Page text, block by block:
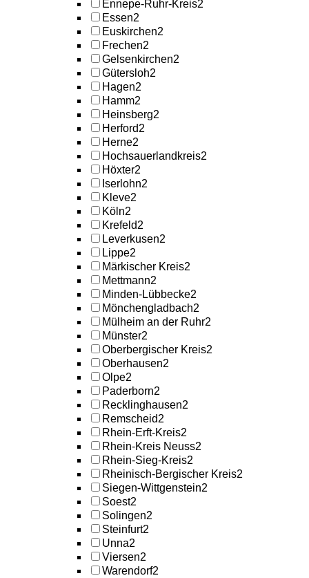
Ennepe-Ruhr-Kreis2
Essen2
Euskirchen2
Frechen2
Gelsenkirchen2
Gütersloh2
Hagen2
Hamm2
Heinsberg2
Herford2
Herne2
Hochsauerlandkreis2
Höxter2
Iserlohn2
Kleve2
Köln2
Krefeld2
Leverkusen2
Lippe2
Märkischer Kreis2
Mettmann2
Minden-Lübbecke2
Mönchengladbach2
Mülheim an der Ruhr2
Münster2
Oberbergischer Kreis2
Oberhausen2
Olpe2
Paderborn2
Recklinghausen2
Remscheid2
Rhein-Erft-Kreis2
Rhein-Kreis Neuss2
Rhein-Sieg-Kreis2
Rheinisch-Bergischer Kreis2
Siegen-Wittgenstein2
Soest2
Solingen2
Steinfurt2
Unna2
Viersen2
Warendorf2